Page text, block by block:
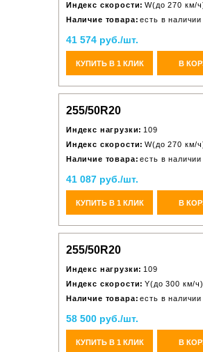
Индекс скорости: W(до 270 км/
Наличие товара: есть в наличии
41 574 руб./шт.
КУПИТЬ В 1 КЛИК В
255/50R20
Индекс нагрузки: 109
Индекс скорости: W(до 270 км/
Наличие товара: есть в наличии
41 087 руб./шт.
КУПИТЬ В 1 КЛИК В
255/50R20
Индекс нагрузки: 109
Индекс скорости: Y(до 300 км/ч)
Наличие товара: есть в наличии
58 500 руб./шт.
КУПИТЬ В 1 КЛИК В